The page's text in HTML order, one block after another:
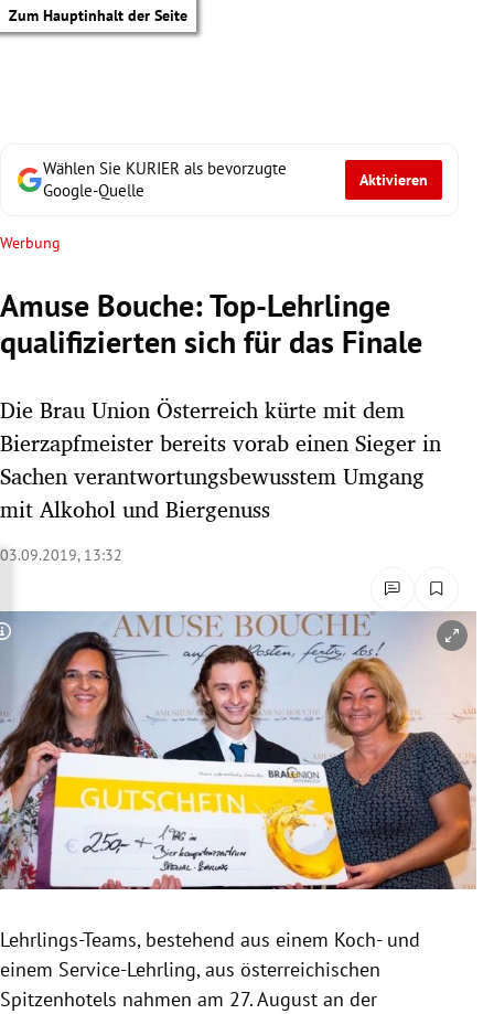
Zum Hauptinhalt der Seite
Untermenü
Untermenü
Untermenü
Untermenü
Untermenü
Untermenü
Untermenü
Untermenü
Untermenü
Untermenü
Wählen Sie KURIER als bevorzugte
Google-Quelle
Aktivieren
Werbung
Amuse Bouche: Top-Lehrlinge
qualifizierten sich für das Finale
Die Brau Union Österreich kürte mit dem
Bierzapfmeister bereits vorab einen Sieger in
Sachen verantwortungsbewusstem Umgang
mit Alkohol und Biergenuss
03.09.2019, 13:32
Copyright-Hinweis öffnen/schließen
Lehrlings-Teams, bestehend aus einem Koch- und
einem Service-Lehrling, aus österreichischen
Spitzenhotels nahmen am 27. August an der